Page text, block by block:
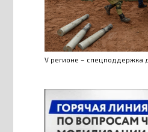
V регионе – спецподдержка